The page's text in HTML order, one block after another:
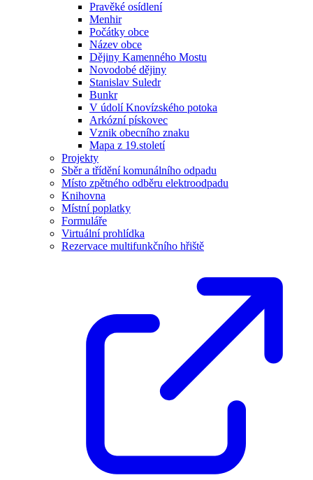
Pravěké osídlení
Menhir
Počátky obce
Název obce
Dějiny Kamenného Mostu
Novodobé dějiny
Stanislav Suledr
Bunkr
V údolí Knovízského potoka
Arkózní pískovec
Vznik obecního znaku
Mapa z 19.století
Projekty
Sběr a třídění komunálního odpadu
Místo zpětného odběru elektroodpadu
Knihovna
Místní poplatky
Formuláře
Virtuální prohlídka
Rezervace multifunkčního hřiště